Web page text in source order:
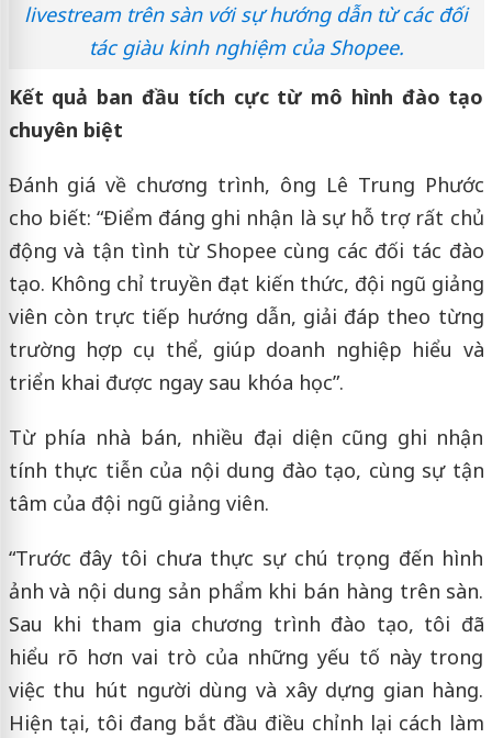
livestream trên sàn với sự hướng dẫn từ các đối
tác giàu kinh nghiệm của Shopee.
Kết quả ban đầu tích cực từ mô hình đào tạo
chuyên biệt
Đánh giá về chương trình, ông Lê Trung Phước
cho biết: “Điểm đáng ghi nhận là sự hỗ trợ rất chủ
động và tận tình từ Shopee cùng các đối tác đào
tạo. Không chỉ truyền đạt kiến thức, đội ngũ giảng
viên còn trực tiếp hướng dẫn, giải đáp theo từng
trường hợp cụ thể, giúp doanh nghiệp hiểu và
triển khai được ngay sau khóa học”.
Từ phía nhà bán, nhiều đại diện cũng ghi nhận
tính thực tiễn của nội dung đào tạo, cùng sự tận
tâm của đội ngũ giảng viên.
“Trước đây tôi chưa thực sự chú trọng đến hình
ảnh và nội dung sản phẩm khi bán hàng trên sàn.
Sau khi tham gia chương trình đào tạo, tôi đã
hiểu rõ hơn vai trò của những yếu tố này trong
việc thu hút người dùng và xây dựng gian hàng.
Hiện tại, tôi đang bắt đầu điều chỉnh lại cách làm